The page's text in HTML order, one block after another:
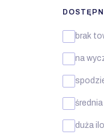
brak
na
duża